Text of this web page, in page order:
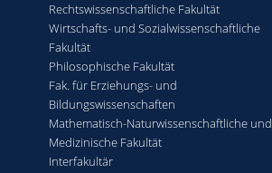
Rechtswissenschaftliche Fakultät
Wirtschafts- und Sozialwissenschaftliche
Fakultät
Philosophische Fakultät
Fak. für Erziehungs- und
Bildungswissenschaften
Mathematisch-Naturwissenschaftliche und
Medizinische Fakultät
Interfakultär